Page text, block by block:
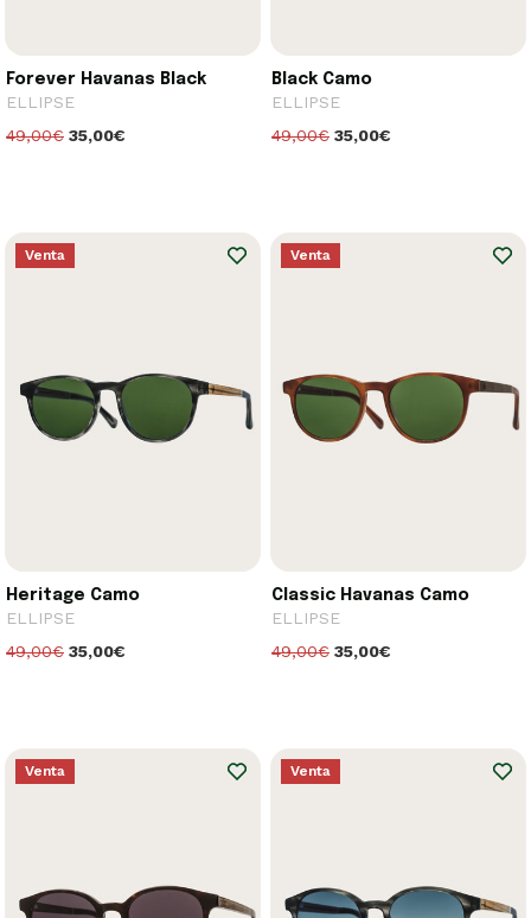
Forever Havanas Black
ELLIPSE
49,00€ 35,00€
Black Camo
ELLIPSE
49,00€ 35,00€
Venta
Heritage Camo
ELLIPSE
49,00€ 35,00€
Venta
Classic Havanas Camo
ELLIPSE
49,00€ 35,00€
Venta Venta